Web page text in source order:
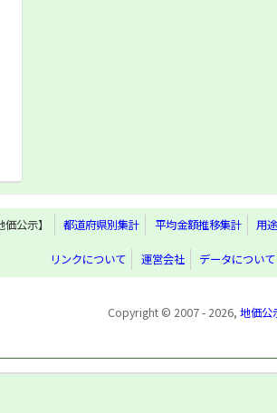
価公示】 都道府県別集計 平均金額推移集計 用
リンクについて 運営会社 データについて
Copyright © 2007 - 2026, 地価公